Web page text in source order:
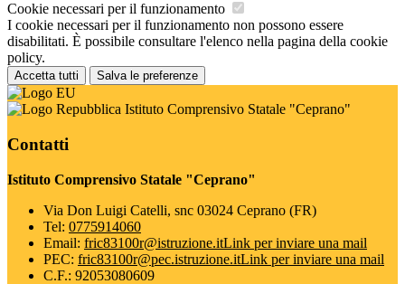
Cookie necessari per il funzionamento
I cookie necessari per il funzionamento non possono essere
disabilitati. È possibile consultare l'elenco nella pagina della cookie
policy.
Accetta tutti Salva le preferenze
Istituto Comprensivo Statale "Ceprano"
Contatti
Istituto Comprensivo Statale "Ceprano"
Via Don Luigi Catelli, snc 03024 Ceprano (FR)
Tel: 0775914060
Email: fric83100r@istruzione.itLink per inviare una mail
PEC: fric83100r@pec.istruzione.itLink per inviare una mail
C.F.: 92053080609